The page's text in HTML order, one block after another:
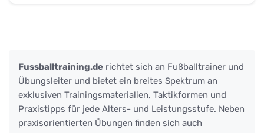
Fussballtraining.de richtet sich an Fußballtrainer und
Übungsleiter und bietet ein breites Spektrum an
exklusiven Trainingsmaterialien, Taktikformen und
Praxistipps für jede Alters- und Leistungsstufe. Neben
praxisorientierten Übungen finden sich auch